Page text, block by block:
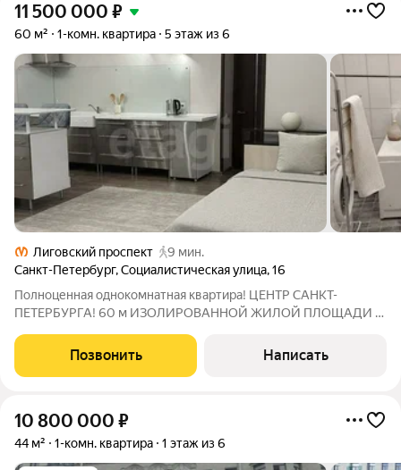
11 500 000 ₽
60 м² 1-комн. квартира 5 этаж из 6
Лиговский проспект
9 мин.
Санкт-Петербург,Социалистическая улица,16
Полноценная однокомнатная квартира! ЦЕНТР САНКТ-
ПЕТЕРБУРГА! 60 м ИЗОЛИРОВАННОЙ ЖИЛОЙ ПЛОЩАДИ /
сутки Уважаемые покупатели! Предлагаем вашему вниманию
уникальный объект в самом сердце
Позвонить Написать
10 800 000 ₽
44 м² 1-комн. квартира 1 этаж из 6